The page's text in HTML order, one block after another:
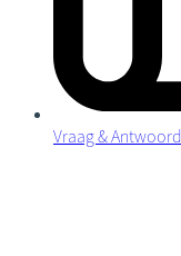
Vraag & Antwoord